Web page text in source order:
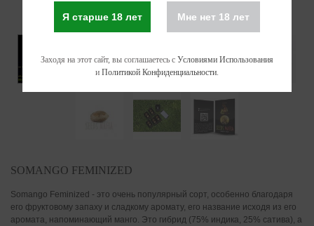
SOMANGO FEMINIZED
Somango Feminized - это очень популярный сорт, особенно благодаря
его фруктовому запаху и сладкому аромату, его название исходя из его
аромата, напоминающий манго. Это гибрид (75% индика, 25% сатива), а
Я старше 18 лет Мне нет 18 лет
Заходя на этот сайт, вы соглашаетесь с Условиями Использования
и Политикой Конфиденциальности.